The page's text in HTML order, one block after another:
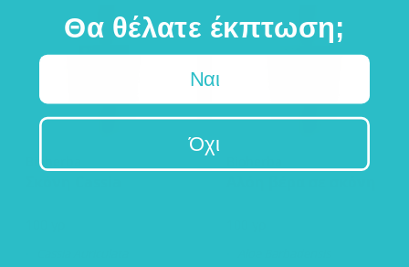
Bioherba
Θα θέλατε έκπτωση;
Ναι
Όχι